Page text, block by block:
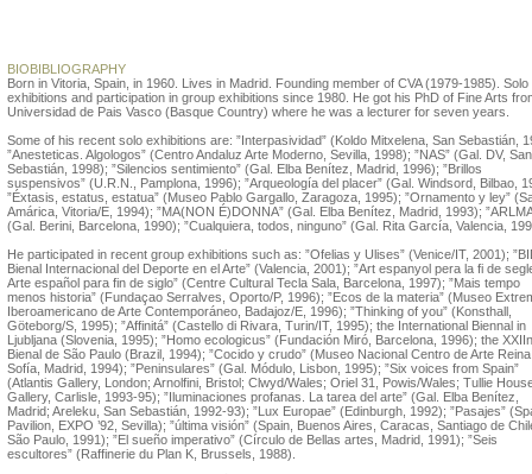
BIOBIBLIOGRAPHY
Born in Vitoria, Spain, in 1960. Lives in Madrid. Founding member of CVA (1979-1985). Solo
exhibitions and participation in group exhibitions since 1980. He got his PhD of Fine Arts
Universidad de Pais Vasco (Basque Country) where he was a lecturer for seven years.
Some of his recent solo exhibitions are: ”Interpasividad” (Koldo Mitxelena, San Sebastián,
”Anesteticas. Algologos” (Centro Andaluz Arte Moderno, Sevilla, 1998); ”NAS” (Gal. DV, San
Sebastián, 1998); ”Silencios sentimiento” (Gal. Elba Benítez, Madrid, 1996); ”Brillos
suspensivos” (U.R.N., Pamplona, 1996); ”Arqueología del placer” (Gal. Windsord, Bilbao,
”Éxtasis, estatus, estatua” (Museo Pablo Gargallo, Zaragoza, 1995); ”Ornamento y ley”
Amárica, Vitoria/E, 1994); ”MA(NON É)DONNA” (Gal. Elba Benítez, Madrid, 1993);
(Gal. Berini, Barcelona, 1990); ”Cualquiera, todos, ninguno” (Gal. Rita García, Valencia,
He participated in recent group exhibitions such as: ”Ofelias y Ulises” (Venice/IT, 2001);
Bienal Internacional del Deporte en el Arte” (Valencia, 2001); ”Art espanyol pera la fi de
Arte español para fin de siglo” (Centre Cultural Tecla Sala, Barcelona, 1997); ”Mais tempo
menos historia” (Fundaçao Serralves, Oporto/P, 1996); ”Ecos de la materia” (Museo
Iberoamericano de Arte Contemporáneo, Badajoz/E, 1996); ”Thinking of you” (Konsthall,
Göteborg/S, 1995); ”Affinitá” (Castello di Rivara, Turin/IT, 1995); the International Biennal in
Ljubljana (Slovenia, 1995); ”Homo ecologicus” (Fundación Miró, Barcelona, 1996); the
Bienal de São Paulo (Brazil, 1994); ”Cocido y crudo” (Museo Nacional Centro de Arte Reina
Sofía, Madrid, 1994); ”Peninsulares” (Gal. Módulo, Lisbon, 1995); ”Six voices from Spain”
(Atlantis Gallery, London; Arnolfini, Bristol; Clwyd/Wales; Oriel 31, Powis/Wales; Tullie
Gallery, Carlisle, 1993-95); ”Iluminaciones profanas. La tarea del arte” (Gal. Elba Benítez,
Madrid; Areleku, San Sebastián, 1992-93); ”Lux Europae” (Edinburgh, 1992); ”Pasajes”
Pavilion, EXPO ’92, Sevilla); ”última visión” (Spain, Buenos Aires, Caracas, Santiago de
São Paulo, 1991); ”El sueño imperativo” (Círculo de Bellas artes, Madrid, 1991); ”Seis
escultores” (Raffinerie du Plan K, Brussels, 1988).